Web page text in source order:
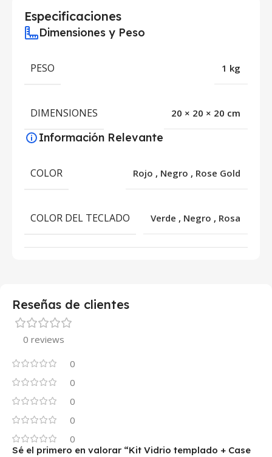
Especificaciones
Dimensiones y Peso
PESO 1 kg
DIMENSIONES 20 × 20 × 20 cm
Información Relevante
COLOR Rojo , Negro , Rose Gold
COLOR DEL TECLADO Verde , Negro , Rosa
Reseñas de clientes
0 reviews
0
0
0
0
0
Sé el primero en valorar “Kit Vidrio templado + Case